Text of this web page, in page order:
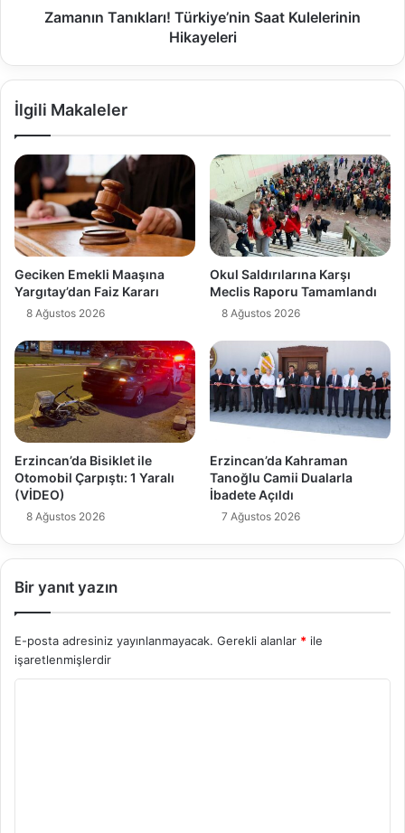
Zamanın Tanıkları! Türkiye’nin Saat Kulelerinin
Hikayeleri
İlgili Makaleler
Geciken Emekli Maaşına
Yargıtay’dan Faiz Kararı
8 Ağustos 2026
Okul Saldırılarına Karşı
Meclis Raporu Tamamlandı
8 Ağustos 2026
Erzincan’da Bisiklet ile
Otomobil Çarpıştı: 1 Yaralı
(VİDEO)
8 Ağustos 2026
Erzincan’da Kahraman
Tanoğlu Camii Dualarla
İbadete Açıldı
7 Ağustos 2026
Bir yanıt yazın
E-posta adresiniz yayınlanmayacak. Gerekli alanlar * ile
işaretlenmişlerdir